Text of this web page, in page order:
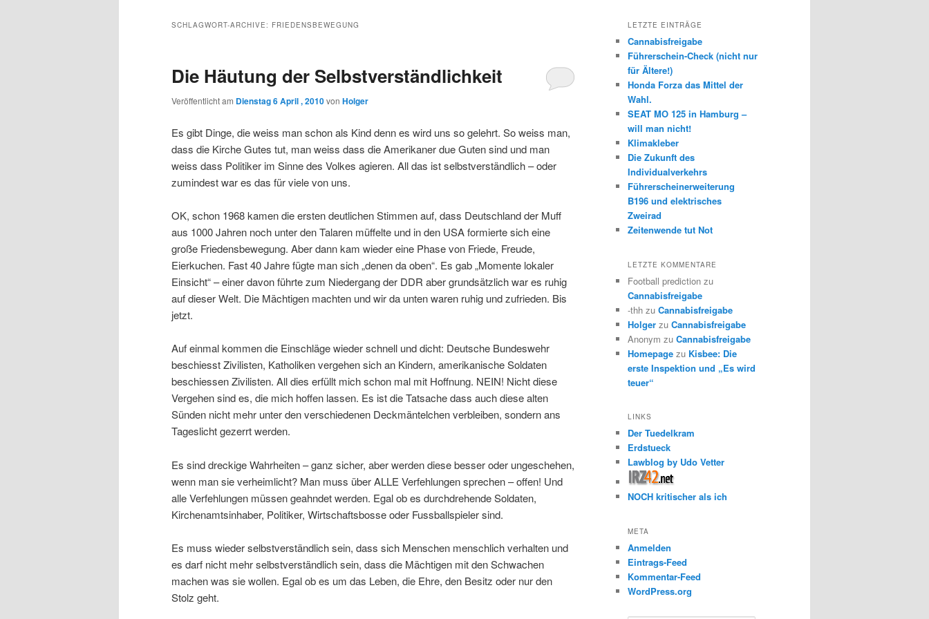
wechseln
SCHLAGWORT-ARCHIVE: FRIEDENSBEWEGUNG
Die Häutung der Selbstverständlichkeit
Veröffentlicht am Dienstag 6 April , 2010von Holger
Es gibt Dinge, die weiss man schon als Kind denn es wird uns so gelehrt. So weiss man,
dass die Kirche Gutes tut, man weiss dass die Amerikaner due Guten sind und man
weiss dass Politiker im Sinne des Volkes agieren. All das ist selbstverständlich – oder
zumindest war es das für viele von uns.
OK, schon 1968 kamen die ersten deutlichen Stimmen auf, dass Deutschland der Muff
aus 1000 Jahren noch unter den Talaren müffelte und in den USA formierte sich eine
große Friedensbewegung. Aber dann kam wieder eine Phase von Friede, Freude,
Eierkuchen. Fast 40 Jahre fügte man sich „denen da oben“. Es gab „Momente lokaler
Einsicht“ – einer davon führte zum Niedergang der DDR aber grundsätzlich war es ruhig
auf dieser Welt. Die Mächtigen machten und wir da unten waren ruhig und zufrieden. Bis
jetzt.
Auf einmal kommen die Einschläge wieder schnell und dicht: Deutsche Bundeswehr
beschiesst Zivilisten, Katholiken vergehen sich an Kindern, amerikanische Soldaten
beschiessen Zivilisten. All dies erfüllt mich schon mal mit Hoffnung. NEIN! Nicht diese
Vergehen sind es, die mich hoffen lassen. Es ist die Tatsache dass auch diese alten
Sünden nicht mehr unter den verschiedenen Deckmäntelchen verbleiben, sondern ans
Tageslicht gezerrt werden.
Es sind dreckige Wahrheiten – ganz sicher, aber werden diese besser oder ungeschehen,
wenn man sie verheimlicht? Man muss über ALLE Verfehlungen sprechen – offen! Und
alle Verfehlungen müssen geahndet werden. Egal ob es durchdrehende Soldaten,
Kirchenamtsinhaber, Politiker, Wirtschaftsbosse oder Fussballspieler sind.
Es muss wieder selbstverständlich sein, dass sich Menschen menschlich verhalten und
es darf nicht mehr selbstverständlich sein, dass die Mächtigen mit den Schwachen
machen was sie wollen. Egal ob es um das Leben, die Ehre, den Besitz oder nur den
Stolz geht.
LETZTE EINTRÄGE
Cannabisfreigabe
Führerschein-Check (nicht nur
für Ältere!)
Honda Forza das Mittel der
Wahl.
SEAT MO 125 in Hamburg –
will man nicht!
Klimakleber
Die Zukunft des
Individualverkehrs
Führerscheinerweiterung
B196 und elektrisches
Zweirad
Zeitenwende tut Not
LETZTE KOMMENTARE
Football prediction zu
Cannabisfreigabe
-thh zu Cannabisfreigabe
Holger zu Cannabisfreigabe
Anonym zu Cannabisfreigabe
Homepage zu Kisbee: Die
erste Inspektion und „Es wird
teuer“
LINKS
Der Tuedelkram
Erdstueck
Lawblog by Udo Vetter
NOCH kritischer als ich
META
Anmelden
Eintrags-Feed
Kommentar-Feed
WordPress.org